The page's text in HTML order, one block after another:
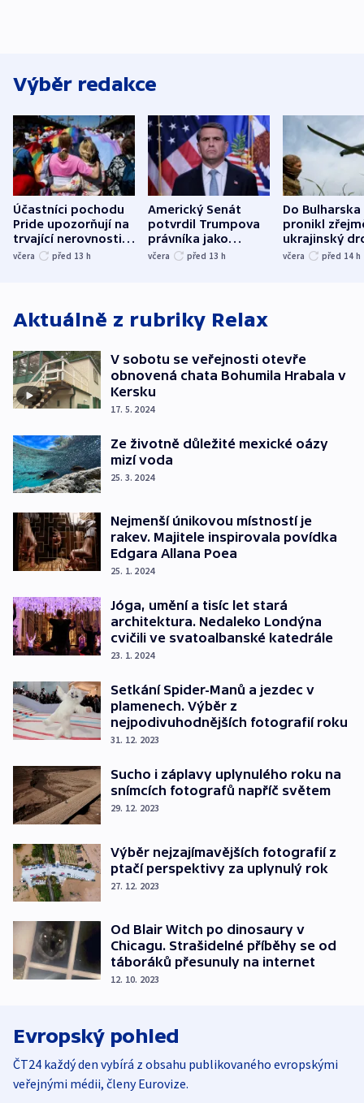
Výběr redakce
Účastníci pochodu
Pride upozorňují na
trvající nerovnosti i
společenskou
včera před 13 h
Americký Senát
potvrdil Trumpova
právníka jako
ministra
včera před 13 h
Do Bulharska
pronikl
ukrajinský
explodoval
včera před 14 h
Aktuálně z rubriky Relax
V sobotu se veřejnosti otevře
obnovená chata Bohumila Hrabala v
Kersku
17. 5. 2024
Ze životně důležité mexické oázy
mizí voda
25. 3. 2024
Nejmenší únikovou místností je
rakev. Majitele inspirovala povídka
Edgara Allana Poea
25. 1. 2024
Jóga, umění a tisíc let stará
architektura. Nedaleko Londýna
cvičili ve svatoalbanské katedrále
23. 1. 2024
Setkání Spider-Manů a jezdec v
plamenech. Výběr z
nejpodivuhodnějších fotografií roku
31. 12. 2023
Sucho i záplavy uplynulého roku na
snímcích fotografů napříč světem
29. 12. 2023
Výběr nejzajímavějších fotografií z
ptačí perspektivy za uplynulý rok
27. 12. 2023
Od Blair Witch po dinosaury v
Chicagu. Strašidelné příběhy se od
táboráků přesunuly na internet
12. 10. 2023
Evropský pohled
ČT24 každý den vybírá z obsahu publikovaného evropskými
veřejnými médii, členy Eurovize.